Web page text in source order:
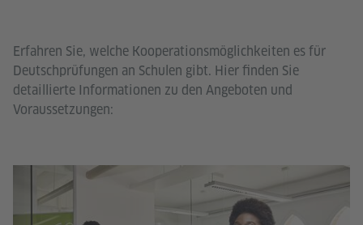
Erfahren Sie, welche Kooperationsmöglichkeiten es für
Deutschprüfungen an Schulen gibt. Hier finden Sie
detaillierte Informationen zu den Angeboten und
Voraussetzungen: